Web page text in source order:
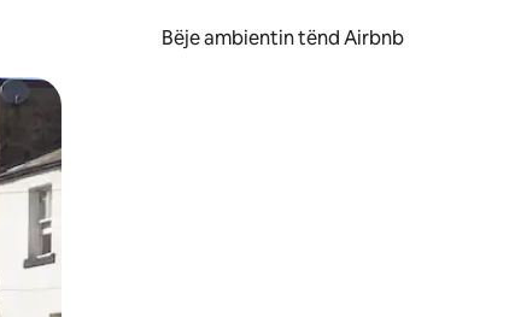
Bëje ambientin tënd Airbnb